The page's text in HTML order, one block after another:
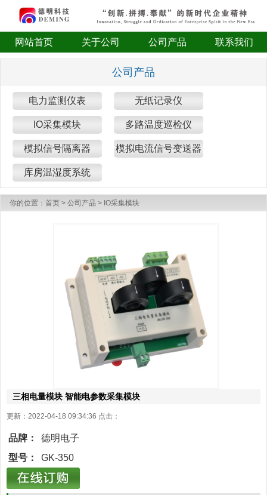
网站首页 关于公司 公司产品 联系我们
公司产品
电力监测仪表 无纸记录仪
IO采集模块 多路温度巡检仪
模拟信号隔离器 模拟电流信号变送器
库房温湿度系统
你的位置： 首页 > 公司产品 > IO采集模块
三相电量模块 智能电参数采集模块
更新：2022-04-18 09:34:36 点击：
品牌：
德明电子
型号：
GK-350